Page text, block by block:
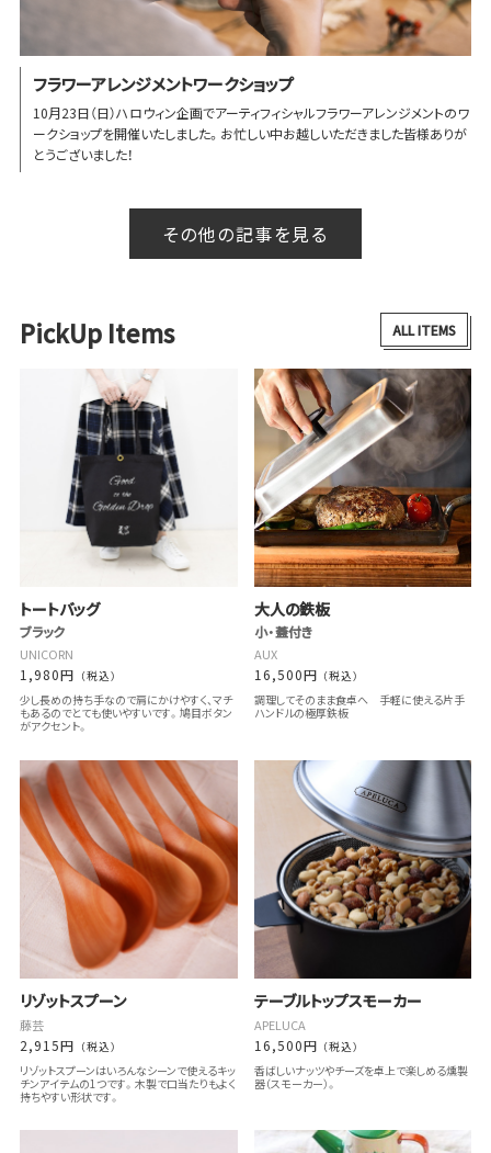
フラワーアレンジメントワークショップ
10月23日（日）ハロウィン企画でアーティフィシャルフラワーアレンジメントのワ
ークショップを開催いたしました。お忙しい中お越しいただきました皆様ありが
とうございました！
その他の記事を見る
PickUp Items ALL ITEMS
トートバッグ
ブラック
UNICORN
1,980円 （税込）
少し長めの持ち手なので肩にかけやすく、マチ
もあるのでとても使いやすいです。鳩目ボタン
がアクセント。
大人の鉄板
小・蓋付き
AUX
16,500円 （税込）
調理してそのまま食卓へ 手軽に使える片手
ハンドルの極厚鉄板
リゾットスプーン
藤芸
2,915円 （税込）
リゾットスプーンはいろんなシーンで使えるキッ
チンアイテムの1つです。木製で口当たりもよく
持ちやすい形状です。
テーブルトップスモーカー
APELUCA
16,500円 （税込）
香ばしいナッツやチーズを卓上で楽しめる燻製
器（スモーカー）。